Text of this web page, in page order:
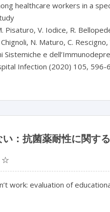
healthcare workers in a
Pisaturo, V. Iodice, R.
N. Maturo, C.
Sistemiche e
Infection (2020) 105, 596-
い：抗菌薬耐性に関す
☆
work: evaluation of